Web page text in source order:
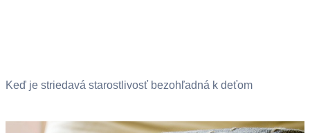
Keď je striedavá starostlivosť bezohľadná k deťom